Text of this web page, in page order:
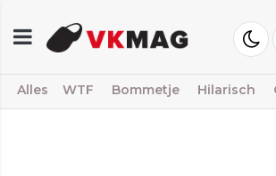
Alles WTF Bommetje Hilarisch